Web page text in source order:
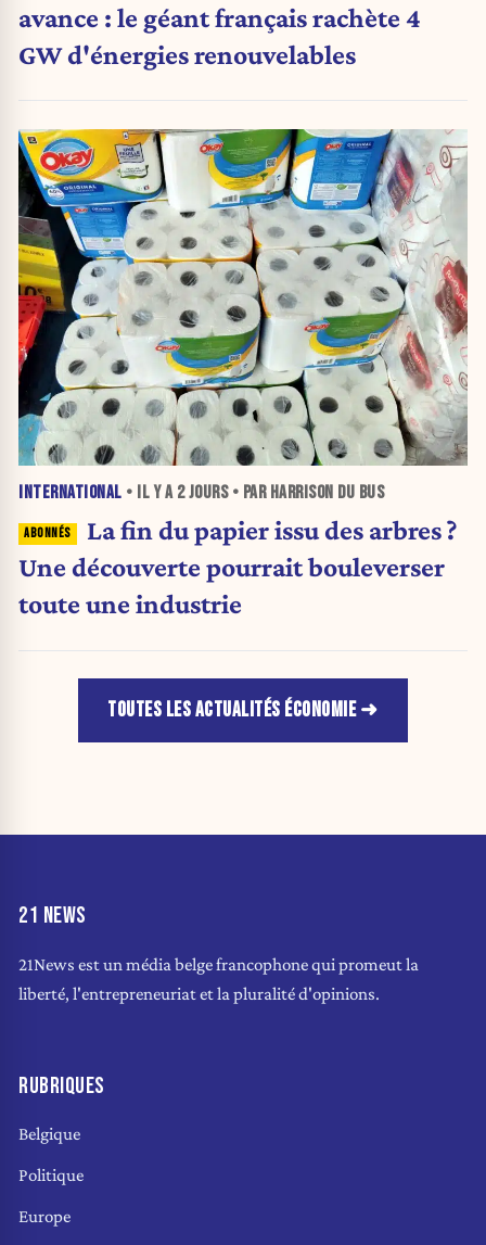
avance : le géant français rachète 4
GW d'énergies renouvelables
INTERNATIONAL • IL Y A 2 JOURS• PAR HARRISON DU BUS
La fin du papier issu des arbres ?
Une découverte pourrait bouleverser
toute une industrie
TOUTES LES ACTUALITÉS ÉCONOMIE
21 NEWS
21News est un média belge francophone qui promeut la
liberté, l'entrepreneuriat et la pluralité d'opinions.
RUBRIQUES
Belgique
Politique
Europe